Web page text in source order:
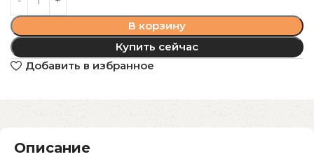
В корзину
Купить сейчас
Добавить в избранное
Описание